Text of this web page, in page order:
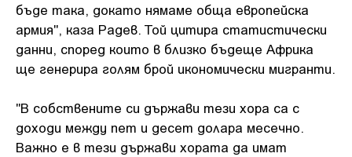
бъде така, докато нямаме обща европейска
армия", каза Радев. Той цитира статистически
данни, според които в близко бъдеще Африка
ще генерира голям брой икономически мигранти.
"В собствените си държави тези хора са с
доходи между пет и десет долара месечно.
Важно е в тези държави хората да имат